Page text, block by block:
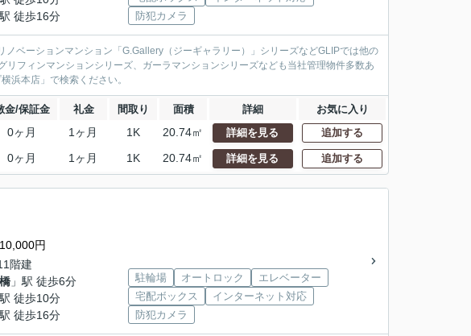
駅 徒歩16分
防犯カメラ
ベーションマンション「G.Gallery（ジーギャラリー）」シリーズなどGLIPでは他の
フィンマンションシリーズ、ガーラマンションシリーズなども当社管理物件多数あ
浜本店」で検索ください。
金/保証金 礼金 間取り 面積 詳細 お気に入り
0ヶ月 1ヶ月 1K 20.74㎡ 詳細を見る 追加する
0ヶ月 1ヶ月 1K 20.74㎡ 詳細を見る 追加する
円
階建
」駅 徒歩6分
徒歩10分
駅 徒歩16分
駐輪場 オートロック
エレベーター
宅配ボックス
インターネット対応
防犯カメラ